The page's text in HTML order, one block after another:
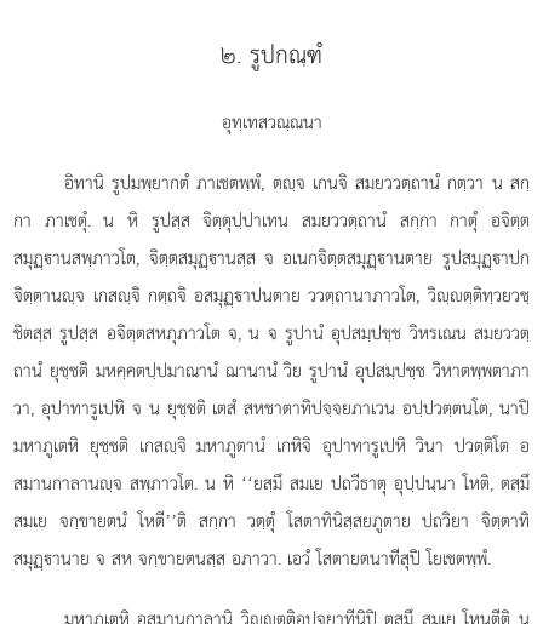
๒. รูปกณฺฑํ
อุทฺเทสวณฺณนา
อิทานิรูปมพฺยากตํ ภาเชตพฺพํ, ตฺจ เกนจิ สมยววตฺถานํ กตฺวา น สกฺ
กา ภาเชตุํ. น หิ รูปสฺส จิตฺตุปฺปาเทน สมยววตฺถานํ สกฺกา กาตุํ อจิตฺต
สมุฏฺานสพฺภาวโต, จิตฺตสมุฏฺานสฺส จ อเนกจิตฺตสมุฏฺานตาย รูปสมุฏฺาปก
จิตฺตานฺจ เกสฺจิ กตฺถจิ อสมุฏฺาปนตาย ววตฺถานาภาวโต, วิฺตฺติทฺวยวชฺ
ชิตสฺส รูปสฺส อจิตฺตสหภุภาวโต จ, น จ รูปานํ อุปสมฺปชฺช วิหรเณน สมยววตฺ
ถานํ ยุชฺชติ มหคฺคตปฺปมาณานํ ฌานานํ วิย รูปานํ อุปสมฺปชฺช วิหาตพฺพตาภา
วา, อุปาทารูเปหิ จ น ยุชฺชติ เตสํ สหชาตาทิปจฺจยภาเวน อปฺปวตฺตนโต, นาปิ
มหาภูเตหิ ยุชฺชติ เกสฺจิ มหาภูตานํ เกหิจิ อุปาทารูเปหิ วินา ปวตฺติโต อ
สมานกาลานฺจ สพฺภาวโต. น หิ ‘‘ยสฺมึ สมเย ปถวีธาตุ อุปฺปนฺนา โหติ, ตสฺมึ
สมเย จกฺขายตนํ โหตี’’ติ สกฺกา วตฺตุํ โสตาทินิสฺสยภูตาย ปถวิยา จิตฺตาทิ
สมุฏฺานาย จ สห จกฺขายตนสฺส อภาวา. เอวํ โสตายตนาทีสุปิ โยเชตพฺพํ.